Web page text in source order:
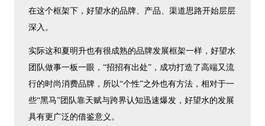
在这个框架下，好望水的品牌、产品、渠道思路开始层层
深入。
实际这和夏明升也有很成熟的品牌发展框架一样，好望水
团队做事一板一眼，“招招有出处”，成功打造了高端又流
行的时尚消费品牌，所以“个性”之外也有方法，相对于一
些“黑马”团队靠天赋与跨界认知迅速爆发，好望水的发展
具有更广泛的借鉴意义。